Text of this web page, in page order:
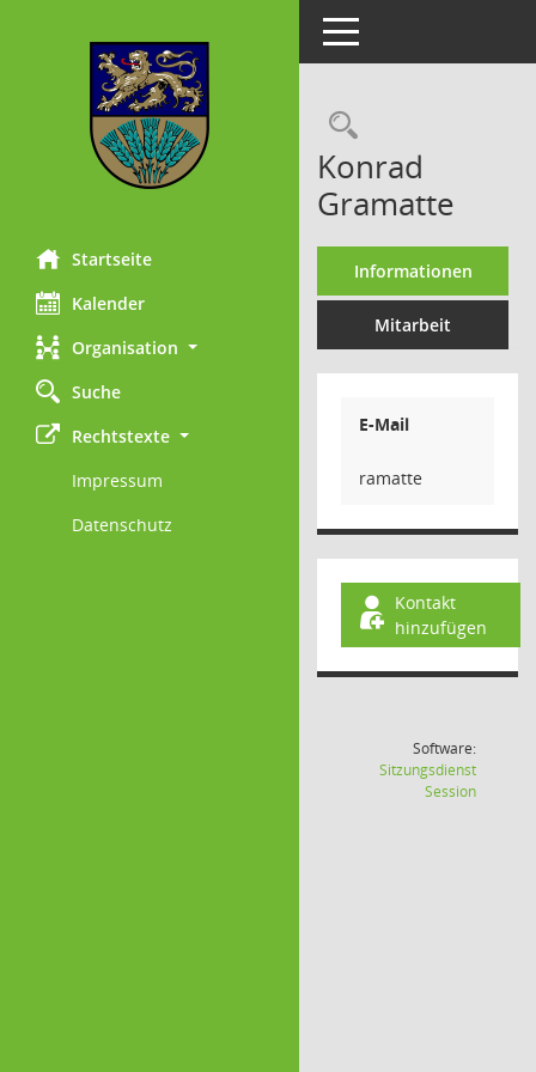
Startseite
Kalender
Organisation
Suche
Rechtstexte
Impressum
Datenschutz
Toggle navigation
Konrad
Gramatte
Informationen
Mitarbeit
E-Mail
ettamar
Kontakt
hinzufügen
Software:
Sitzungsdienst
Session(Wird in